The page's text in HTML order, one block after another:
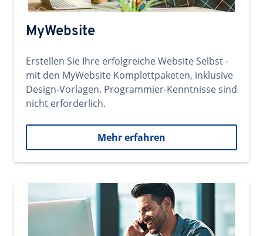
MyWebsite
Erstellen Sie Ihre erfolgreiche Website Selbst -
mit den MyWebsite Komplettpaketen, inklusive
Design-Vorlagen. Programmier-Kenntnisse sind
nicht erforderlich.
Mehr erfahren